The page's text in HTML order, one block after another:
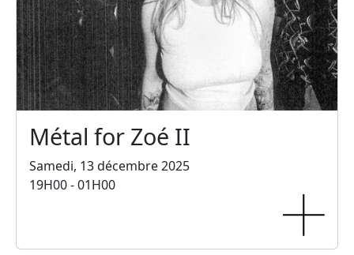
Métal for Zoé II
Samedi, 13 décembre 2025
19H00 - 01H00